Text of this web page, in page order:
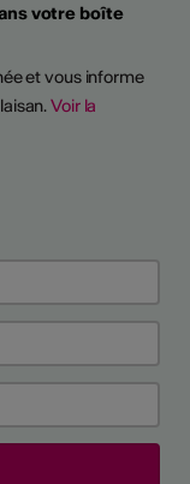
votre boîte
et vous informe
Voir la